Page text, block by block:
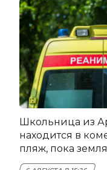
Школьница из
находится в
пляж, пока
помощь